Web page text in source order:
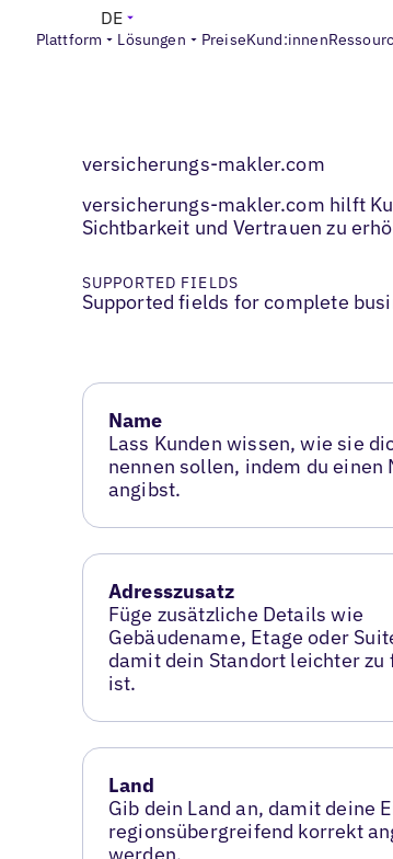
Plattform Lösungen PreiseKund:innen
DE
versicherungs-makler.com
versicherungs-makler.com hilft
Sichtbarkeit und Vertrauen zu
SUPPORTED FIELDS
Supported fields for complete
Name
Lass Kunden wissen, wie sie
nennen sollen, indem du einen
angibst.
Adresszusatz
Füge zusätzliche Details wie
Gebäudename, Etage oder
damit dein Standort leichter zu
ist.
Land
Gib dein Land an, damit deine
regionsübergreifend korrekt